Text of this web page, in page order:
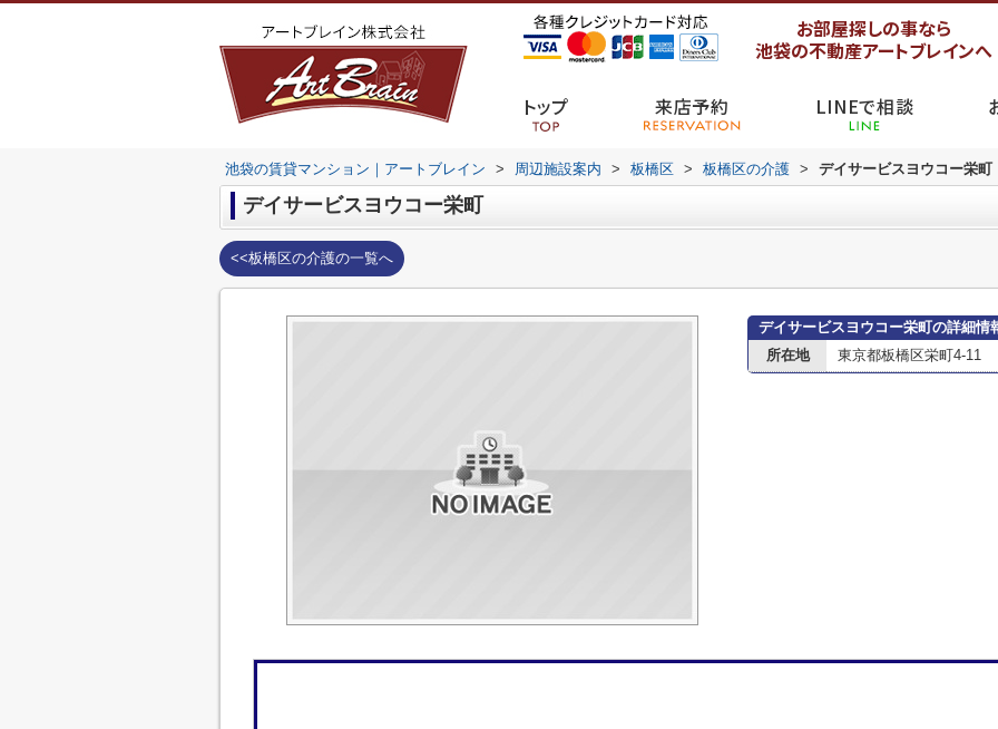
お部屋探しの事なら
池袋の不動産アートブレインへ
トップ 来店予約 LINEで相談
池袋の賃貸マンション｜アートブレイン > 周辺施設案内 > 板橋区 > 板橋区の介護 > デイサービスヨウコー栄町
デイサービスヨウコー栄町
<<板橋区の介護の一覧へ
デイサービスヨウコー栄町の詳細情
所在地
東京都板橋区栄町4-11